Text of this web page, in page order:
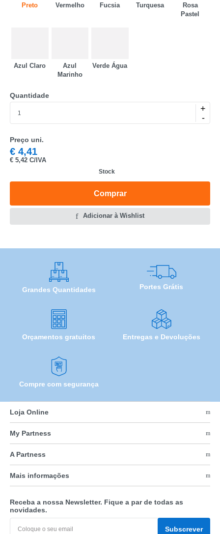
Preto Vermelho Fucsia Turquesa
Rosa
Pastel
Azul Claro
Azul
Marinho
Verde Água
Quantidade
+
-
Preço uni.
€ 4,41
€ 5,42 C/IVA
Stock
Comprar
Adicionar à Wishlist
Grandes Quantidades Portes Grátis
Orçamentos gratuitos Entregas e Devoluções
Compre com segurança
Loja Online
My Partness
A Partness
Mais informações
Receba a nossa Newsletter. Fique a par de todas as
novidades.
Subscrever
MARCA